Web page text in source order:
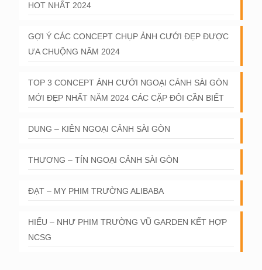
HOT NHẤT 2024
GỢI Ý CÁC CONCEPT CHỤP ẢNH CƯỚI ĐẸP ĐƯỢC
ƯA CHUỘNG NĂM 2024
TOP 3 CONCEPT ẢNH CƯỚI NGOẠI CẢNH SÀI GÒN
MỚI ĐẸP NHẤT NĂM 2024 CÁC CẶP ĐÔI CẦN BIẾT
DUNG – KIÊN NGOẠI CẢNH SÀI GÒN
THƯƠNG – TÍN NGOẠI CẢNH SÀI GÒN
ĐẠT – MY PHIM TRƯỜNG ALIBABA
HIẾU – NHƯ PHIM TRƯỜNG VŨ GARDEN KẾT HỢP
NCSG